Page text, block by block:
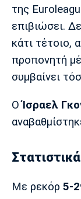
της
επιβιώσει.
κάτι τέτοιο,
προπονητή
συμβαίνει
ΟΊσραελ
Στατιστικά
Με ρεκόρ 5-